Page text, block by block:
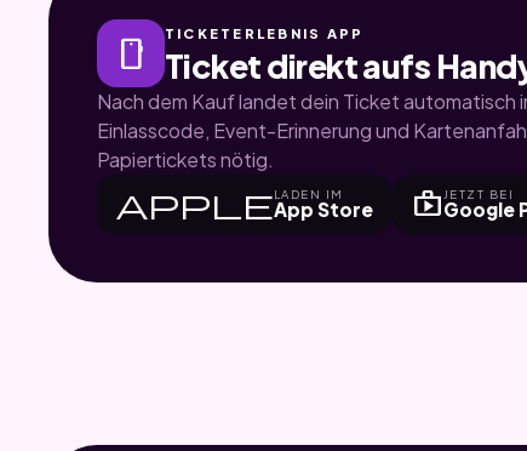
smartphone TICKETERLEBNIS APP
Ticket direkt aufs
Nach dem Kauf landet dein Ticket automatisch
Einlasscode, Event-Erinnerung und
Papiertickets nötig.
appleLADEN IM
App Store shop JETZT BEI
Google